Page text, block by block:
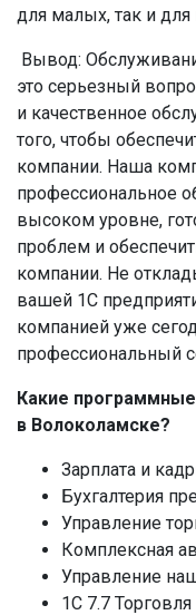
для малых, так и
Вывод:
это серьезный
и качественное
того, чтобы
компании. Наша
профессиональное
высоком уровне,
проблем и
компании. Не
вашей 1С
компанией уже
профессиональный
Какие
в Волоколамске?
Зарплата и
Бухгалтерия
Управление
Комплексная
Управление
1C 7.7